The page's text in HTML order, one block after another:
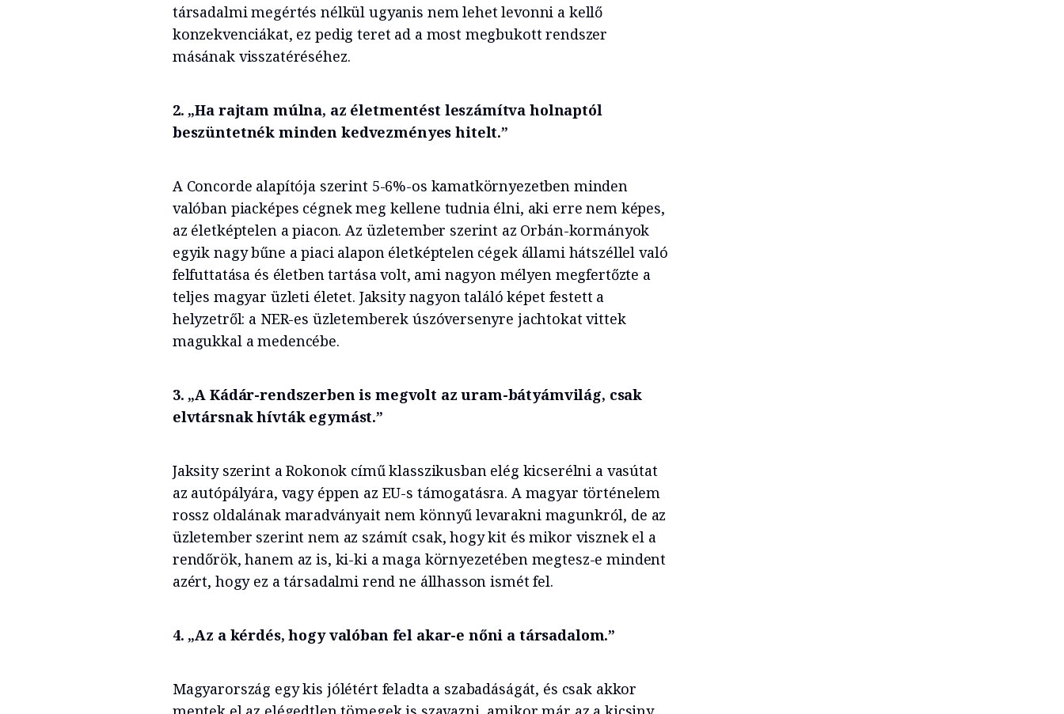
társadalmi megértés nélkül ugyanis nem lehet levonni a kellő
konzekvenciákat, ez pedig teret ad a most megbukott rendszer
másának visszatéréséhez.
2. „Ha rajtam múlna, az életmentést leszámítva holnaptól
beszüntetnék minden kedvezményes hitelt.”
A Concorde alapítója szerint 5-6%-os kamatkörnyezetben minden
valóban piacképes cégnek meg kellene tudnia élni, aki erre nem képes,
az életképtelen a piacon. Az üzletember szerint az Orbán-kormányok
egyik nagy bűne a piaci alapon életképtelen cégek állami hátszéllel való
felfuttatása és életben tartása volt, ami nagyon mélyen megfertőzte a
teljes magyar üzleti életet. Jaksity nagyon találó képet festett a
helyzetről: a NER-es üzletemberek úszóversenyre jachtokat vittek
magukkal a medencébe.
3. „A Kádár-rendszerben is megvolt az uram-bátyámvilág, csak
elvtársnak hívták egymást.”
Jaksity szerint a Rokonok című klasszikusban elég kicserélni a vasútat
az autópályára, vagy éppen az EU-s támogatásra. A magyar történelem
rossz oldalának maradványait nem könnyű levarakni magunkról, de az
üzletember szerint nem az számít csak, hogy kit és mikor visznek el a
rendőrök, hanem az is, ki-ki a maga környezetében megtesz-e mindent
azért, hogy ez a társadalmi rend ne állhasson ismét fel.
4. „Az a kérdés, hogy valóban fel akar-e nőni a társadalom.”
Magyarország egy kis jólétért feladta a szabadáságát, és csak akkor